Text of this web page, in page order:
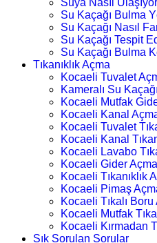
Suya Nasıl
Su Kaçağı Bulma
Su Kaçağı Nasıl
Su Kaçağı Tespit
Su Kaçağı Bulma
Tıkanıklık Açma
Kocaeli Tuvalet
Kameralı Su
Kocaeli Mutfak
Kocaeli Kanal
Kocaeli Tuvalet
Kocaeli Kanal
Kocaeli Lavabo
Kocaeli Gider Açma
Kocaeli Tıkanıklık
Kocaeli Pimaş
Kocaeli Tıkalı Boru
Kocaeli Mutfak
Kocaeli Kırmadan
Sık Sorulan Sorular